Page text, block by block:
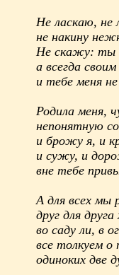
Не ласкаю, не
не накину
Не скажу: ты
а всегда
и тебе меня
Родила меня,
непонятную
и брожу я, и
и сужу, и
вне тебе
А для всех мы
друг для
во саду ли, в
все толкуем о
одиноких две